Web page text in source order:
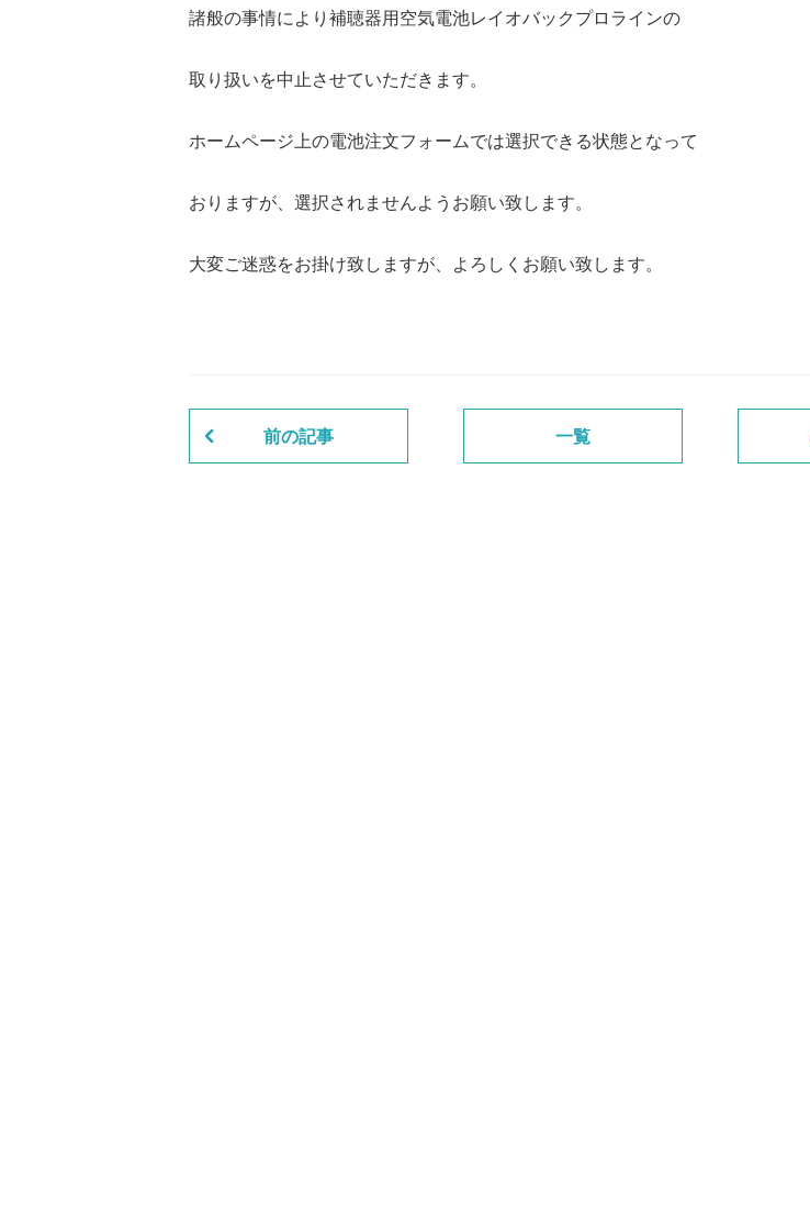
諸般の事情により補聴器用空気電池レイオバックプロラインの
取り扱いを中止させていただきます。
ホームページ上の電池注文フォームでは選択できる状態となって
おりますが、選択されませんようお願い致します。
大変ご迷惑をお掛け致しますが、よろしくお願い致します。
前の記事 一覧